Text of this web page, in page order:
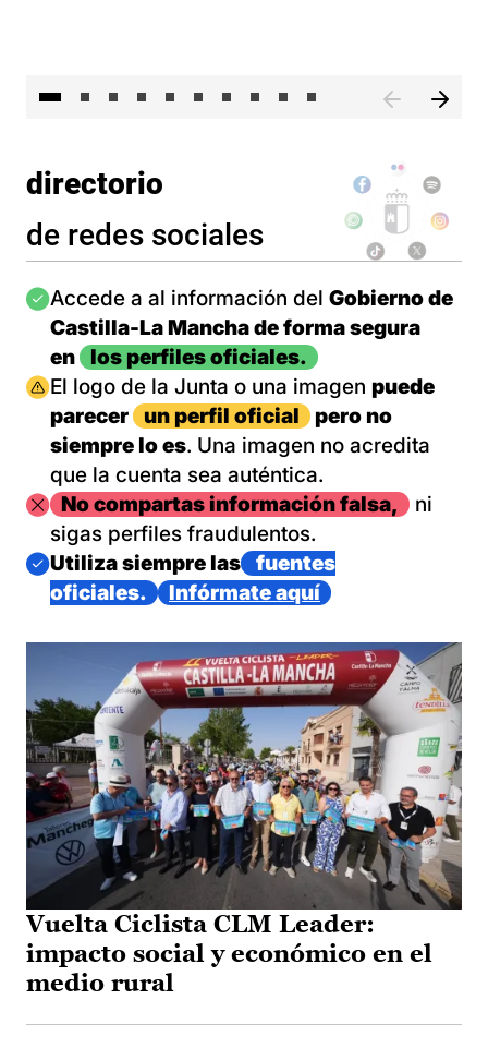
directorio
de redes sociales
Imagen
Accede a al información del Gobierno de
Castilla-La Mancha de forma segura
en
los perfiles oficiales.
Imagen
El logo de la Junta o una imagen puede
parecer
un perfil oficial
pero no
siempre lo es. Una imagen no acredita
que la cuenta sea auténtica.
ImagenNo compartas información falsa,
ni
sigas perfiles fraudulentos.
Imagen
Utiliza siempre las
fuentes
oficiales.
Infórmate aquí
Vuelta Ciclista CLM Leader:
impacto social y económico en el
medio rural